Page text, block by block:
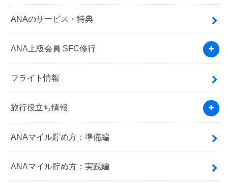
ANAのサービス・特典
ANA上級会員 SFC修行
フライト情報
旅行役立ち情報
ANAマイル貯め方：準備編
ANAマイル貯め方：実践編